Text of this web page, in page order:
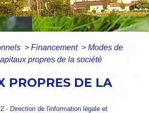
> Financement > Modes de
propres de la société
PROPRES DE LA
- Direction de l'information légale et